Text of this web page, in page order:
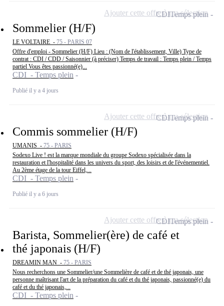
Sommelier (H/F)
LE VOLTAIRE - 75 - PARIS 07
Offre d'emploi - Sommelier (H/F) Lieu : (Nom de l'établissement, Ville) Type de
contrat : CDI / CDD / Saisonnier (à préciser) Temps de travail : Temps plein / Temps
partiel Vous êtes passionné(e)...
CDI - Temps plein
Publié il y a 4 jours
CDITemps plein
Ajouter cette offre à ma sélection
Commis sommelier (H/F)
UMANIS - 75 - PARIS
Sodexo Live ! est la marque mondiale du groupe Sodexo spécialisée dans la
restauration et l'hospitalité dans les univers du sport, des loisirs et de l'événementiel.
Au 2ème étage de la tour Eiffel,...
CDI - Temps plein
Publié il y a 6 jours
CDITemps plein
Ajouter cette offre à ma sélection
Barista, Sommelier(ère) de café et
thé japonais (H/F)
DREAMIN MAN - 75 - PARIS
Nous recherchons une Sommelier/une Sommelière de café et de thé japonais, une
personne maîtrisant l'art de la préparation du café et du thé japonais, passionné(e) du
café et du thé japonais,...
CDI - Temps plein
CDITemps plein
Ajouter cette offre à ma sélection